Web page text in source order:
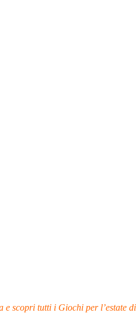
e scopri tutti i Giochi per l’estate